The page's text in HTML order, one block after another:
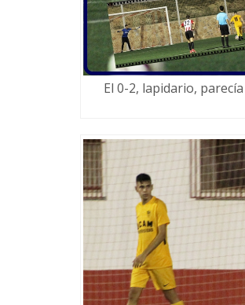
El 0-2, lapidario,